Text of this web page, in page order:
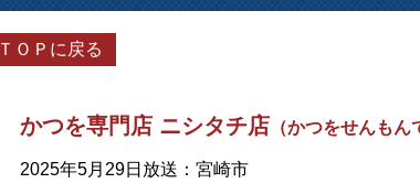
ＴＯＰに戻る
かつを専門店 ニシタチ店 （かつをせんもん
2025年5月29日放送：宮崎市